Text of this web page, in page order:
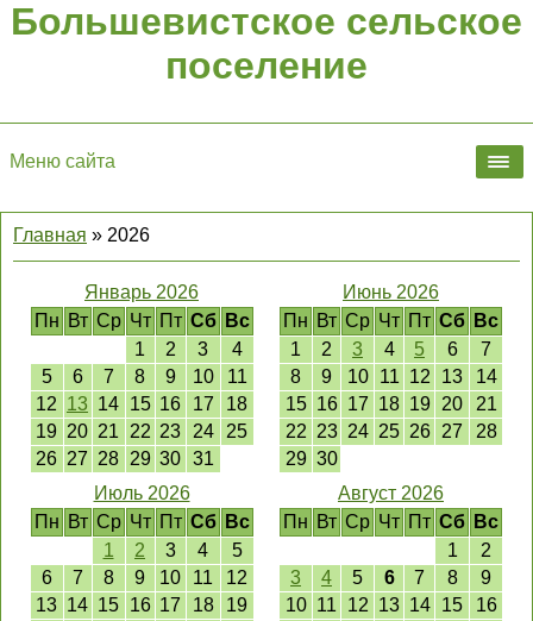
Большевистское сельское
поселение
Меню сайта
Главная » 2026
Январь 2026
Пн Вт Ср Чт Пт Сб
Вс
1
2 3
4
5
6 7 8 9 10
11
12 13 14 15 16 17
18
19 20 21 22 23 24
25
26 27 28 29 30 31
Июнь 2026
Пн Вт Ср Чт Пт Сб Вс
1
2 3 4 5 6
7
8
9 10 11 12 13
14
15 16 17 18 19 20
21
22 23 24 25 26 27
28
29 30
Июль 2026
Пн Вт Ср Чт Пт Сб
Вс
1
2 3 4
5
6
7 8 9 10 11
12
13 14 15 16 17 18
19
Август 2026
Пн Вт Ср Чт Пт Сб Вс
1
2
3
4 5 6 7 8
9
10 11 12 13 14 15
16